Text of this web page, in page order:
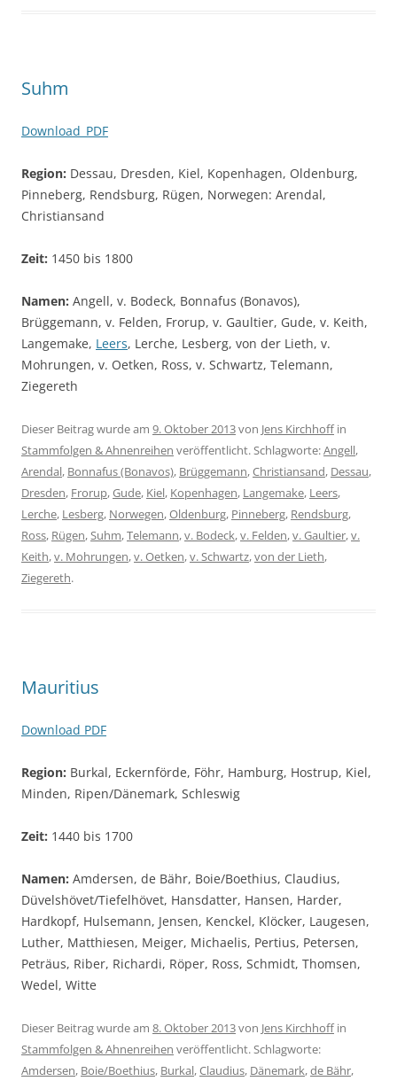
Suhm
Download_PDF
Region: Dessau, Dresden, Kiel, Kopenhagen, Oldenburg,
Pinneberg, Rendsburg, Rügen, Norwegen: Arendal,
Christiansand
Zeit: 1450 bis 1800
Namen: Angell, v. Bodeck, Bonnafus (Bonavos),
Brüggemann, v. Felden, Frorup, v. Gaultier, Gude, v. Keith,
Langemake, Leers, Lerche, Lesberg, von der Lieth, v.
Mohrungen, v. Oetken, Ross, v. Schwartz, Telemann,
Ziegereth
Dieser Beitrag wurde am 9. Oktober 2013von Jens Kirchhoffin
Stammfolgen & Ahnenreihen veröffentlicht. Schlagworte:Angell,
Arendal, Bonnafus (Bonavos), Brüggemann,Christiansand, Dessau,
Dresden, Frorup,Gude, Kiel, Kopenhagen, Langemake, Leers,
Lerche, Lesberg, Norwegen,Oldenburg, Pinneberg, Rendsburg,
Ross, Rügen,Suhm,Telemann,v. Bodeck,v. Felden,v. Gaultier,v.
Keith,v. Mohrungen,v. Oetken,v. Schwartz,von der Lieth,
Ziegereth.
Mauritius
Download PDF
Region: Burkal, Eckernförde, Föhr, Hamburg, Hostrup, Kiel,
Minden, Ripen/Dänemark, Schleswig
Zeit: 1440 bis 1700
Namen: Amdersen, de Bähr, Boie/Boethius, Claudius,
Düvelshövet/Tiefelhövet, Hansdatter, Hansen, Harder,
Hardkopf, Hulsemann, Jensen, Kenckel, Klöcker, Laugesen,
Luther, Matthiesen, Meiger, Michaelis, Pertius, Petersen,
Peträus, Riber, Richardi, Röper, Ross, Schmidt, Thomsen,
Wedel, Witte
Dieser Beitrag wurde am 8. Oktober 2013von Jens Kirchhoffin
Stammfolgen & Ahnenreihen veröffentlicht. Schlagworte:
Amdersen, Boie/Boethius, Burkal,Claudius, Dänemark,de Bähr,